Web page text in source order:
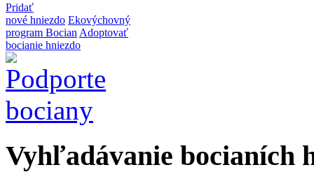
Pridať
nové hniezdo Ekovýchovný
program Bocian Adoptovať
bocianie hniezdo
Vyhľadávanie bocianích